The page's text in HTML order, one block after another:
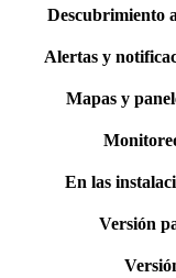
Descubrimiento
Alertas y
Mapas y
En las
Versión